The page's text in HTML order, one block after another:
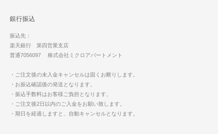
銀行振込
振込先：
楽天銀行 第四営業支店
普通7056097 株式会社ミクロアパートメント
・ご注文後の未入金キャンセルは固くお断りします。
・お振込確認後の発送となります。
・振込手数料はお客様ご負担となります。
・ご注文後2日以内のご入金をお願い致します。
・期日を経過しますと、自動キャンセルとなります。